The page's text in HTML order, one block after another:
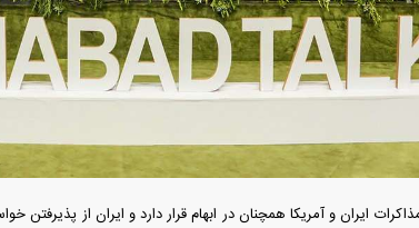
ایران و آمریکا همچنان در ابهام قرار دارد و ایران از پذیرفتن
شد/ اولین
سیاسی + جدول
هجوم خودروسازان چینی به اروپا؛ آیا
کارخانه‌های بحران‌زده نجات پیدا می‌کنند؟
داغی